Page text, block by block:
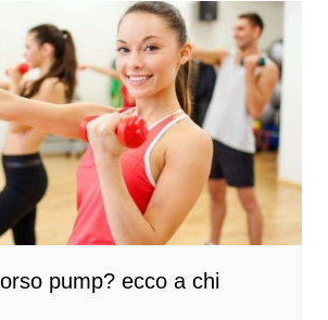
pump? ecco a chi